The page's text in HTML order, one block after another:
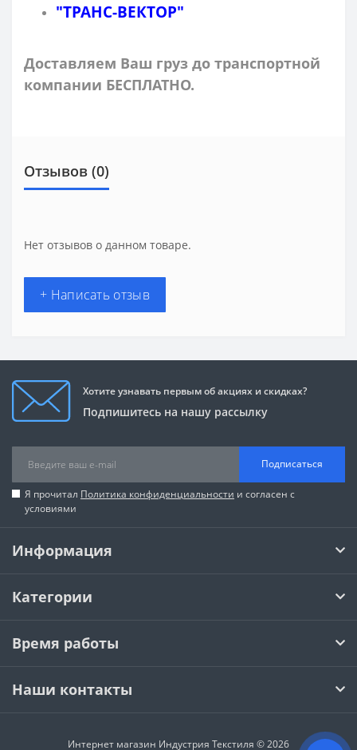
"ТРАНС-ВЕКТОР"
Доставляем Ваш груз до транспортной
компании БЕСПЛАТНО.
Отзывов (0)
Нет отзывов о данном товаре.
+ Написать отзыв
Хотите узнавать первым об акциях и скидках?
Подпишитесь на нашу рассылку
Подписаться
Я прочитал Политика конфиденциальности и согласен с
условиями
Информация
Категории
Время работы
Наши контакты
Интернет магазин Индустрия Текстиля © 2026